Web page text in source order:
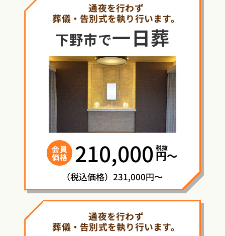
通夜を行わず
葬儀・告別式を執り行います。
下野市で一日葬
会員
価格 210,000 税抜
円〜
（税込価格）231,000円～
通夜を行わず
葬儀・告別式を執り行います。